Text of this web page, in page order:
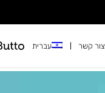
צור קשר עברית